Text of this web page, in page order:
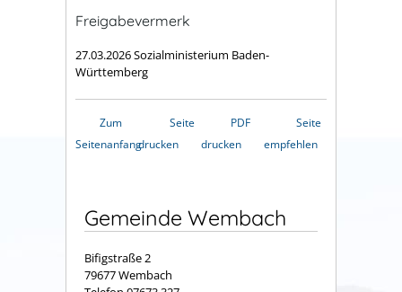
Freigabevermerk
27.03.2026 Sozialministerium Baden-
Württemberg
Zum
Seitenanfang
Seite
drucken
PDF
drucken
Seite
empfehlen
Gemeinde Wembach
Bifigstraße 2
79677 Wembach